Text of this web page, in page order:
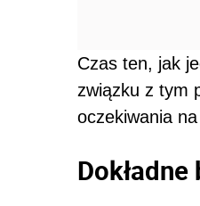
Czas ten, jak
związku z tym
oczekiwania